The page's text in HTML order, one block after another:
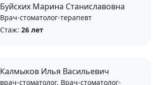
Буйских Марина Станиславовна
Врач-стоматолог-терапевт
Стаж: 26 лет
Калмыков Илья Васильевич
врач-стоматолог, Врач-стоматолог-